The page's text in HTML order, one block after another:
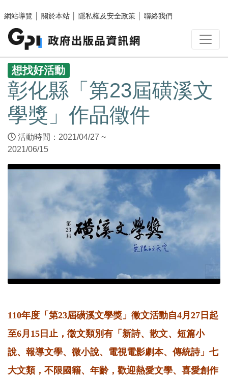
網站導覽
關於本站 隱私權及安全政策 聯絡我們
:::
想找好活動
彰化縣「第23屆磺溪文
學獎」作品徵件
活動時間：2021/04/27 ~
2021/06/15
110年度「第23屆磺溪文學獎」徵文活動自4月27日起
至6月15日止，徵文類別有「新詩、散文、短篇小
說、報導文學、微小說、電視電影劇本、傳統詩」七
大文類，不限國籍、年齡，歡迎熱愛文學、喜愛創作